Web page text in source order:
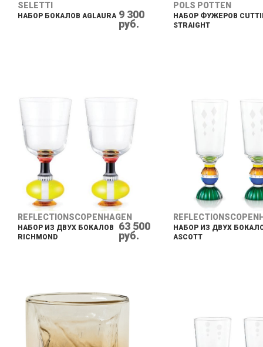
SELETTI
НАБОР БОКАЛОВ AGLAURA 9 300
руб.
POLS POTTEN
НАБОР ФУЖЕРОВ
STRAIGHT
REFLECTIONSCOPENHAGEN
НАБОР ИЗ ДВУХ БОКАЛОВ
RICHMOND
63 500
руб.
НАБОР ИЗ ДВУХ
ASCOTT